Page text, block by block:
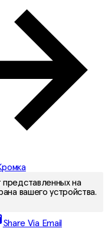
на
вашего устройства.
Share Via Email